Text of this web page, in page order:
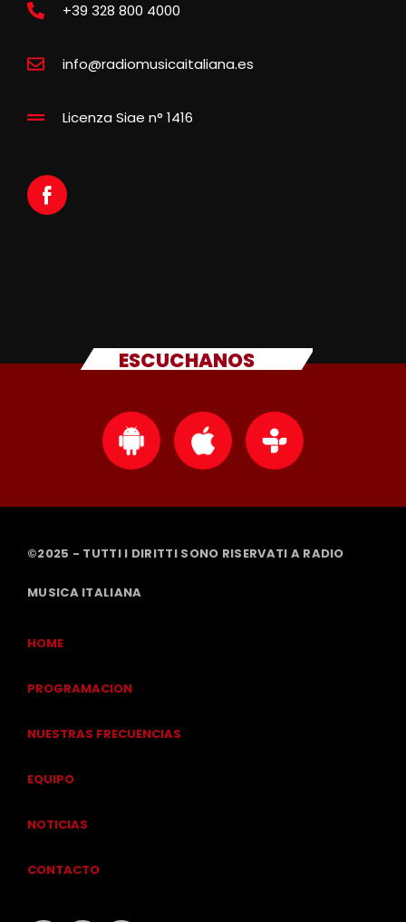
+39 328 800 4000
info@radiomusicaitaliana.es
Licenza Siae n° 1416
ESCUCHANOS
©2025 - TUTTI I DIRITTI SONO RISERVATI A RADIO
MUSICA ITALIANA
HOME
PROGRAMACION
NUESTRAS FRECUENCIAS
EQUIPO
NOTICIAS
CONTACTO